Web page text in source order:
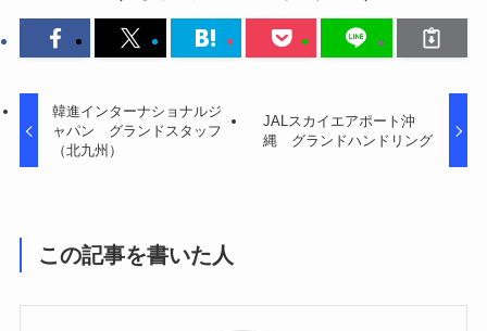
韓進インターナショナルジ
ャパン グランドスタッフ
（北九州）
JALスカイエアポート沖
縄 グランドハンドリング
この記事を書いた人